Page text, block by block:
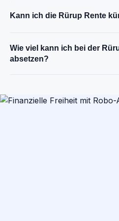
Kann ich die Rürup Rente
Wie viel kann ich bei der
absetzen?